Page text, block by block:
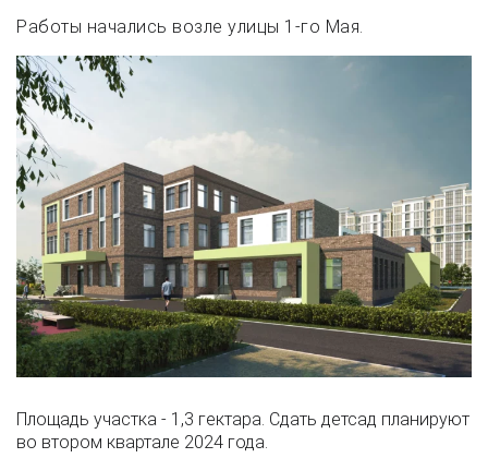
Работы начались возле улицы 1-го Мая.
Площадь участка - 1,3 гектара. Сдать детсад планируют
во втором квартале 2024 года.